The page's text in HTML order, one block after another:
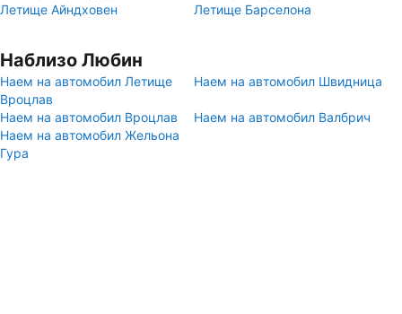
Летище Айндховен
Летище Барселона
Наблизо Любин
Наем на автомобил Летище
Вроцлав
Наем на автомобил Швидница
Наем на автомобил Вроцлав
Наем на автомобил Валбрич
Наем на автомобил Жельона
Гура